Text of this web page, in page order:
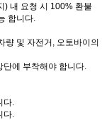
) 내 요청 시 100% 환불
합니다.
량 및 자전거, 오토바이의
단에 부착해야 합니다.
다.
다.